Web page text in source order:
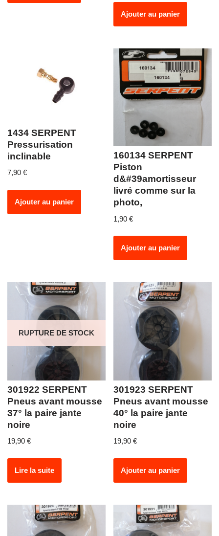
Ajouter au panier
1434 SERPENT
Pressurisation
inclinable
7,90 €
Ajouter au panier
160134 SERPENT
Piston
d&#39amortisseur
livré comme sur la
photo,
1,90€
Ajouter au panier
RUPTURE DE STOCK
301922 SERPENT
Pneus avant mousse
37° la paire jante
noire
19,90 €
Lire la suite
301923 SERPENT
Pneus avant mousse
40° la paire jante
noire
19,90€
Ajouter au panier